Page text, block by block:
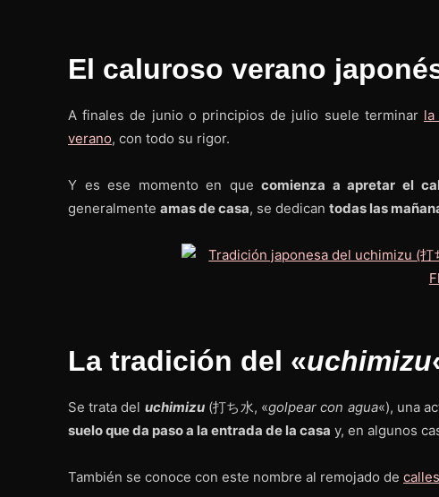
El caluroso verano
A finales de junio o principios de julio suele terminar la
verano, con todo su rigor.
Y es ese momento en quecomienza a apretar el
generalmente amas de casa, se dedican todas las
La tradición del «uchimizu
Se trata del uchimizu(打ち水, «golpear con agua«), una
suelo que da paso a la entrada de la casa y, en algunos
También se conoce con este nombre al remojado de calles